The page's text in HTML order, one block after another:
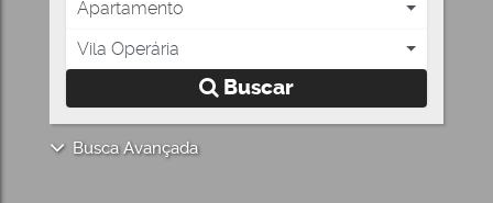
Apartamento
Vila Operária
Buscar
Busca Avançada